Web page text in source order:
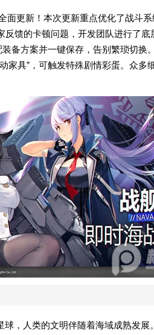
面更新！本次更新重点优化了战斗
馈的卡顿问题，开发团队进行了
备方案并一键保存，告别繁琐切换
家具”，可触发特殊剧情彩蛋。众
，人类的文明伴随着海域成熟发